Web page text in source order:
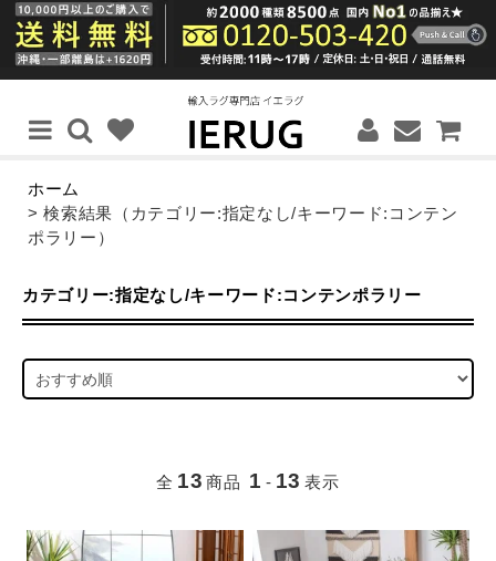
ホーム
> 検索結果（カテゴリー:指定なし/キーワード:コンテン
ポラリー）
カテゴリー:指定なし/キーワード:コンテンポラリー
全 13 商品 1 - 13 表示